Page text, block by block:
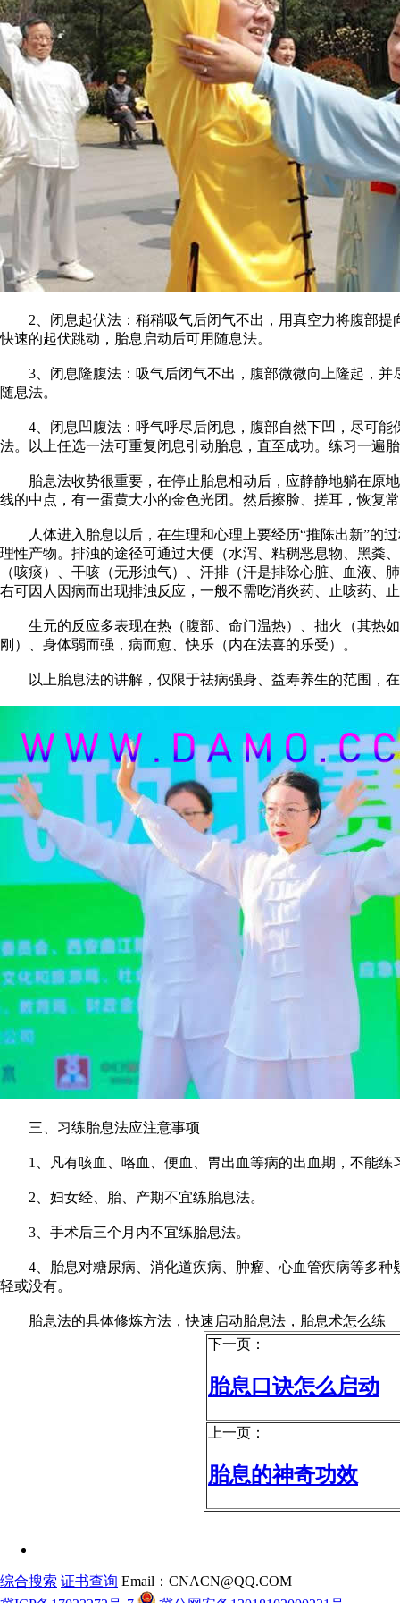
2、闭息起伏法：稍稍吸气后闭气不出，用真空力将腹部提
快速的起伏跳动，胎息启动后可用随息法。
3、闭息隆腹法：吸气后闭气不出，腹部微微向上隆起，并
随息法。
4、闭息凹腹法：呼气呼尽后闭息，腹部自然下凹，尽可能
法。以上任选一法可重复闭息引动胎息，直至成功。练习一遍
胎息法收势很重要，在停止胎息相动后，应静静地躺在原地
线的中点，有一蛋黄大小的金色光团。然后擦脸、搓耳，恢复
人体进入胎息以后，在生理和心理上要经历“推陈出新”的过
理性产物。排浊的途径可通过大便（水泻、粘稠恶息物、黑粪
（咳痰）、干咳（无形浊气）、汗排（汗是排除心脏、血液
右可因人因病而出现排浊反应，一般不需吃消炎药、止咳药、
生元的反应多表现在热（腹部、命门温热）、拙火（其热如
刚）、身体弱而强，病而愈、快乐（内在法喜的乐受）。
以上胎息法的讲解，仅限于祛病强身、益寿养生的范围，在
三、习练胎息法应注意事项
1、凡有咳血、咯血、便血、胃出血等病的出血期，不能练
2、妇女经、胎、产期不宜练胎息法。
3、手术后三个月内不宜练胎息法。
4、胎息对糖尿病、消化道疾病、肿瘤、心血管疾病等多种
轻或没有。
胎息法的具体修炼方法，快速启动胎息法，胎息术怎么练
下一页：
胎息口诀怎么启动
上一页：
胎息的神奇功效
综合搜索 证书查询 Email：CNACN@QQ.COM